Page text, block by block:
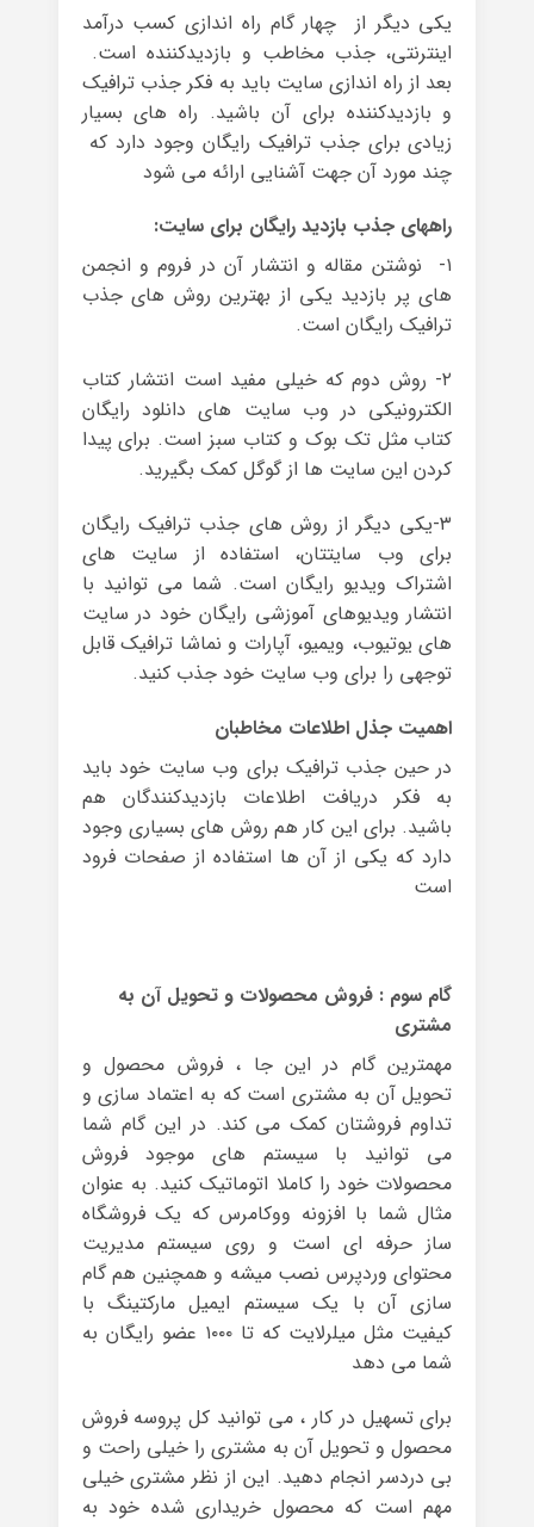
یکی دیگر از چهار گام راه اندازی کسب درآمد
اینترنتی، جذب مخاطب و بازدیدکننده است.
بعد از راه اندازی سایت باید به فکر جذب ترافیک
و بازدیدکننده برای آن باشید. راه های بسیار
زیادی برای جذب ترافیک رایگان وجود دارد که
چند مورد آن جهت آشنایی ارائه می شود
راههای جذب بازدید رایگان برای سایت:
۱- نوشتن مقاله و انتشار آن در فروم و انجمن
های پر بازدید یکی از بهترین روش های جذب
ترافیک رایگان است.
۲- روش دوم که خیلی مفید است انتشار کتاب
الکترونیکی در وب سایت های دانلود رایگان
کتاب مثل تک بوک و کتاب سبز است. برای پیدا
کردن این سایت ها از گوگل کمک بگیرید.
۳-یکی دیگر از روش های جذب ترافیک رایگان
برای وب سایتتان، استفاده از سایت های
اشتراک ویدیو رایگان است. شما می توانید با
انتشار ویدیوهای آموزشی رایگان خود در سایت
های یوتیوب، ویمیو، آپارات و نماشا ترافیک قابل
توجهی را برای وب سایت خود جذب کنید.
اهمیت جذل اطلاعات مخاطبان
در حین جذب ترافیک برای وب سایت خود باید
به فکر دریافت اطلاعات بازدیدکنندگان هم
باشید. برای این کار هم روش های بسیاری وجود
دارد که یکی از آن ها استفاده از صفحات فرود
است
گام سوم : فروش محصولات و تحویل آن به
مشتری
مهمترین گام در این جا ، فروش محصول و
تحویل آن به مشتری است که به اعتماد سازی و
تداوم فروشتان کمک می کند. در این گام شما
می توانید با سیستم های موجود فروش
محصولات خود را کاملا اتوماتیک کنید. به عنوان
مثال شما با افزونه ووکامرس که یک فروشگاه
ساز حرفه ای است و روی سیستم مدیریت
محتوای وردپرس نصب میشه و همچنین هم گام
سازی آن با یک سیستم ایمیل مارکتینگ با
کیفیت مثل میلرلایت که تا ۱۰۰۰ عضو رایگان به
شما می دهد
برای تسهیل در کار ، می توانید کل پروسه فروش
محصول و تحویل آن به مشتری را خیلی راحت و
بی دردسر انجام دهید. این از نظر مشتری خیلی
مهم است که محصول خریداری شده خود به